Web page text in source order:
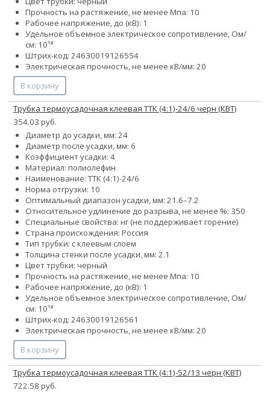
Прочность на растяжение, не менее Мпа: 10
Рабочее напряжение, до (кВ): 1
Удельное объемное электрическое сопротивление, Ом/
см: 10¹⁴
Штрих-код: 24630019126554
Электрическая прочность, не менее кВ/мм: 20
В корзину
Трубка термоусадочная клеевая ТТК (4:1)-24/6 черн (КВТ)
354.03 руб.
Диаметр до усадки, мм: 24
Диаметр после усадки, мм: 6
Коэффициент усадки: 4
Материал: полиолефин
Наименование: ТТК (4:1)-24/6
Норма отгрузки: 10
Оптимальный диапазон усадки, мм: 21.6–7.2
Относительное удлинение до разрыва, не менее %: 350
Специальные свойства: нг (не поддерживает горение)
Страна происхождения: Россия
Тип трубки: с клеевым слоем
Толщина стенки после усадки, мм: 2.1
Цвет трубки: черный
Прочность на растяжение, не менее Мпа: 10
Рабочее напряжение, до (кВ): 1
Удельное объемное электрическое сопротивление, Ом/
см: 10¹⁴
Штрих-код: 24630019126561
Электрическая прочность, не менее кВ/мм: 20
В корзину
Трубка термоусадочная клеевая ТТК (4:1)-52/13 черн (КВТ)
722.58 руб.